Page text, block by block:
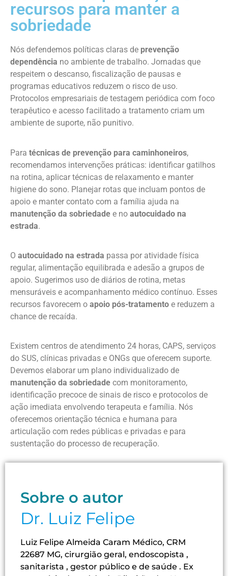
recursos para manter a
sobriedade
Nós defendemos políticas claras de prevenção
dependência no ambiente de trabalho. Jornadas que
respeitem o descanso, fiscalização de pausas e
programas educativos reduzem o risco de uso.
Protocolos empresariais de testagem periódica com foco
terapêutico e acesso facilitado a tratamento criam um
ambiente de suporte, não punitivo.
Para técnicas de prevenção para caminhoneiros,
recomendamos intervenções práticas: identificar gatilhos
na rotina, aplicar técnicas de relaxamento e manter
higiene do sono. Planejar rotas que incluam pontos de
apoio e manter contato com a família ajuda na
manutenção da sobriedade e no autocuidado na
estrada.
O autocuidado na estrada passa por atividade física
regular, alimentação equilibrada e adesão a grupos de
apoio. Sugerimos uso de diários de rotina, metas
mensuráveis e acompanhamento médico contínuo. Esses
recursos favorecem o apoio pós-tratamento e reduzem a
chance de recaída.
Existem centros de atendimento 24 horas, CAPS, serviços
do SUS, clínicas privadas e ONGs que oferecem suporte.
Devemos elaborar um plano individualizado de
manutenção da sobriedade com monitoramento,
identificação precoce de sinais de risco e protocolos de
ação imediata envolvendo terapeuta e família. Nós
oferecemos orientação técnica e humana para
articulação com redes públicas e privadas e para
sustentação do processo de recuperação.
Sobre o autor
Dr. Luiz Felipe
Luiz Felipe Almeida Caram Médico, CRM
22687 MG, cirurgião geral, endoscopista ,
sanitarista , gestor público e de saúde . Ex